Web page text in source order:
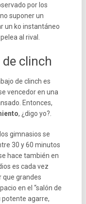
por los
suponer un
un ko instantáneo
al rival.
clinch
de clinch es
vencedor en una
Entonces,
, ¿digo yo?.
gimnasios se
30 y 60 minutos
hace también en
es cada vez
que grandes
en el “salón de
potente agarre,